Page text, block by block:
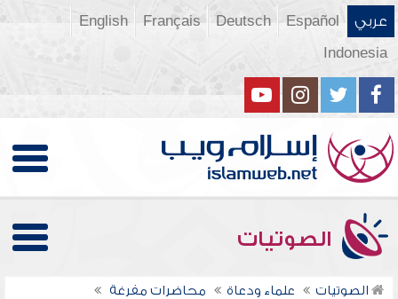
عربي Español
Deutsch
Français
English
Indonesia
الصوتيات
الصوتيات علماء ودعاة
محاضرات مفرغة